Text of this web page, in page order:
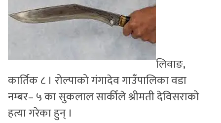
भिडियो
लिवाङ,
कार्तिक ८ । रोल्पाको गंगादेव गाउँपालिका वडा
नम्बर– ५ का सुकलाल सार्कीले श्रीमती देविसराको
हत्या गरेका हुन् ।